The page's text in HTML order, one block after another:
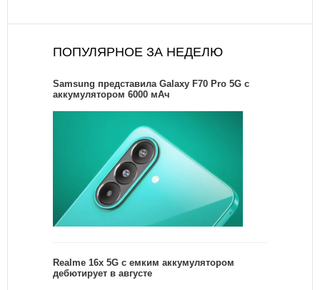
ПОПУЛЯРНОЕ ЗА НЕДЕЛЮ
Samsung представила Galaxy F70 Pro 5G с
аккумулятором 6000 мАч
Realme 16x 5G с емким аккумулятором
дебютирует в августе